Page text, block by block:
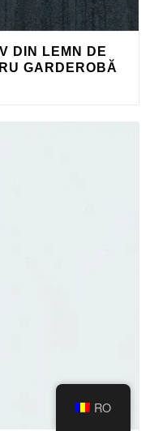
DIN LEMN DE
GARDEROBĂ
RO